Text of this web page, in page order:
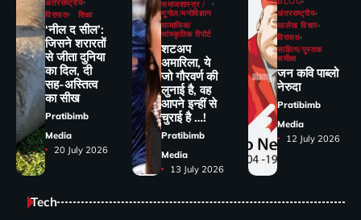
अंतरराष्ट्रीय
विरासत
शिक्षा
‘नील द सील’:
जिसने शरारतों
से जीता दुनिया
का दिल, दी
सह-अस्तित्व
का सीख
Pratibimb
Media
20 July 2026
समाजशास्त्र /
भूगोल/मनोविज्ञान
सामाजिक/
सांस्कृतिक रिपोर्ट
शटअप
अमारिला, ये
जो गौरवर्ण की
लुनाई है, वह
आपने इन्हीं से
चुराई है …!
Pratibimb
Media
13 July 2026
अंतरराष्ट्रीय
आलेख विचार
विरासत
साहित्य/पुस्तक
समीक्षा
जन कवि पाब्लो
नेरुदा
Pratibimb
Media
12 July 2026
Tech